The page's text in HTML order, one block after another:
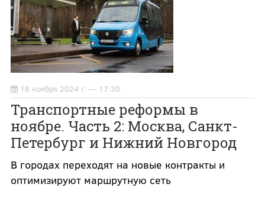
18 ноября 2024 г. — 17:30
Транспортные реформы в
ноябре. Часть 2: Москва, Санкт-
Петербург и Нижний Новгород
В городах переходят на новые контракты и
оптимизируют маршрутную сеть